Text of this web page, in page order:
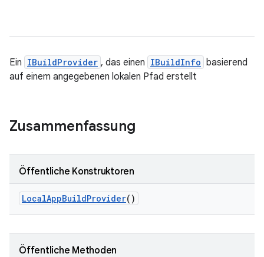
Ein IBuildProvider , das einen IBuildInfo basierend
auf einem angegebenen lokalen Pfad erstellt
Zusammenfassung
Öffentliche Konstruktoren
LocalAppBuildProvider()
Öffentliche Methoden